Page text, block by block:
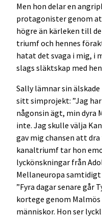
Men hon delar en
protagonister genom
högre än kärleken till
triumf och hennes
hatat det svaga i mig, i
slags släktskap med
Sally lämnar sin
sitt simprojekt: ”Jag
någonsin ägt, min dyra
inte. Jag skulle välja
gav mig chansen att
kanaltriumf tar hon
lyckönskningar från
Mellaneuropa
”Fyra dagar senare går
kortege genom Malmös
människor. Hon ser